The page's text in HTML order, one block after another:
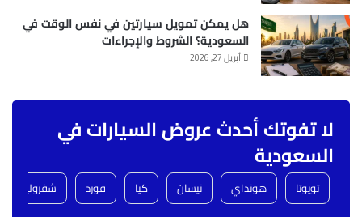
هل يمكن تمويل سيارتين في نفس الوقت في
السعودية؟ الشروط والإجراءات
أبريل 27, 2026
لا تفوتك أحدث عروض السيارات في
السعودية
تويوتا هونداي نيسان كيا فورد شفروليه